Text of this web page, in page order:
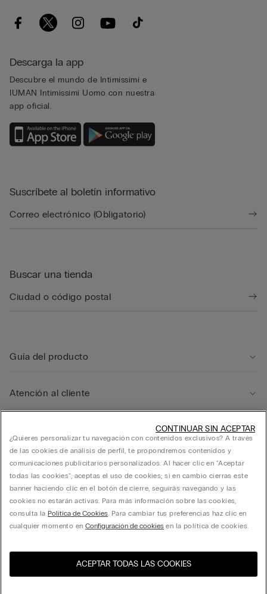
Selecciona la talla
Descarga la app
Descubre el mundo de Intimissimi e
IUMAN Intimissimi Uomo con nuestra
app oficial.
Suscríbete al boletín informativo
Buscar una tienda
Guía del producto
Atención al cliente
Empresa
FRANCHISING CALZEDONIA ESPAÑA, S.A. calle Ciencias 71-87, Polígono Pedrosa,
United States
¿Quieres personalizar tu navegación con contenidos exclusivos? A través
de las cookies de análisis de perfil, te propondremos contenidos y
comunicaciones publicitarios personalizados. Al hacer clic en "Aceptar
todas las cookies", aceptas el uso de cookies; si en cambio cierras este
banner haciendo clic en el botón de cierre, seguirás navegando y las
cookies no estarán activas. Para más información sobre las cookies,
consulta laPolítica de Cookies. Para cambiar tus preferencias haz clic en
cualquier momento enConfiguración de cookies en la política de cookies.
ACEPTAR TODAS LAS COOKIES
CONTINUAR SIN ACEPTAR